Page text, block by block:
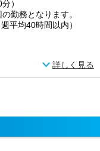
）
勤務となります。
平均40時間以内）
詳しく見る